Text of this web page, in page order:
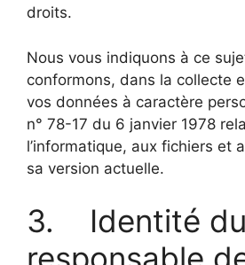
droits.
Nous vous indiquons à ce
conformons, dans la collecte
vos données à caractère
n° 78-17 du 6 janvier 1978
l’informatique, aux fichiers et
sa version actuelle.
3. Identité du